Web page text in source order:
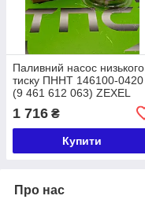
Паливний насос низького
тиску ПННТ 146100-0420
(9 461 612 063) ZEXEL
1 716 ₴
Купити
Про нас